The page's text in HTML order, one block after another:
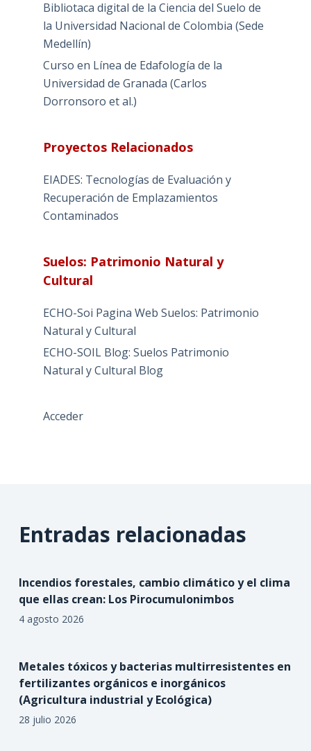
Bibliotaca digital de la Ciencia del Suelo de
la Universidad Nacional de Colombia (Sede
Medellín)
Curso en Línea de Edafología de la
Universidad de Granada (Carlos
Dorronsoro et al.)
Proyectos Relacionados
EIADES: Tecnologías de Evaluación y
Recuperación de Emplazamientos
Contaminados
Suelos: Patrimonio Natural y
Cultural
ECHO-Soi Pagina Web Suelos: Patrimonio
Natural y Cultural
ECHO-SOIL Blog: Suelos Patrimonio
Natural y Cultural Blog
Acceder
Entradas relacionadas
Incendios forestales, cambio climático y el clima
que ellas crean: Los Pirocumulonimbos
4 agosto 2026
Metales tóxicos y bacterias multirresistentes en
fertilizantes orgánicos e inorgánicos
(Agricultura industrial y Ecológica)
28 julio 2026